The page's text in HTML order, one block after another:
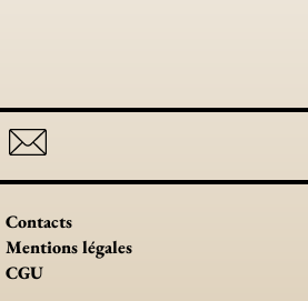
Contacts
Mentions légales
CGU